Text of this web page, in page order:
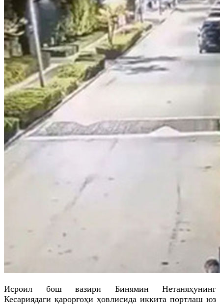
Исроил бош вазири Бинямин Нетаняҳунинг
Кесариядаги қароргоҳи ҳовлисида иккита портлаш юз